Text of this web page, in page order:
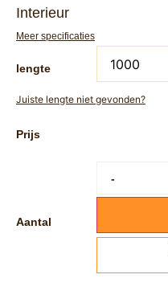
Interieur
Meer specificaties
lengte
Juiste lengte niet gevonden?
Aantal
-